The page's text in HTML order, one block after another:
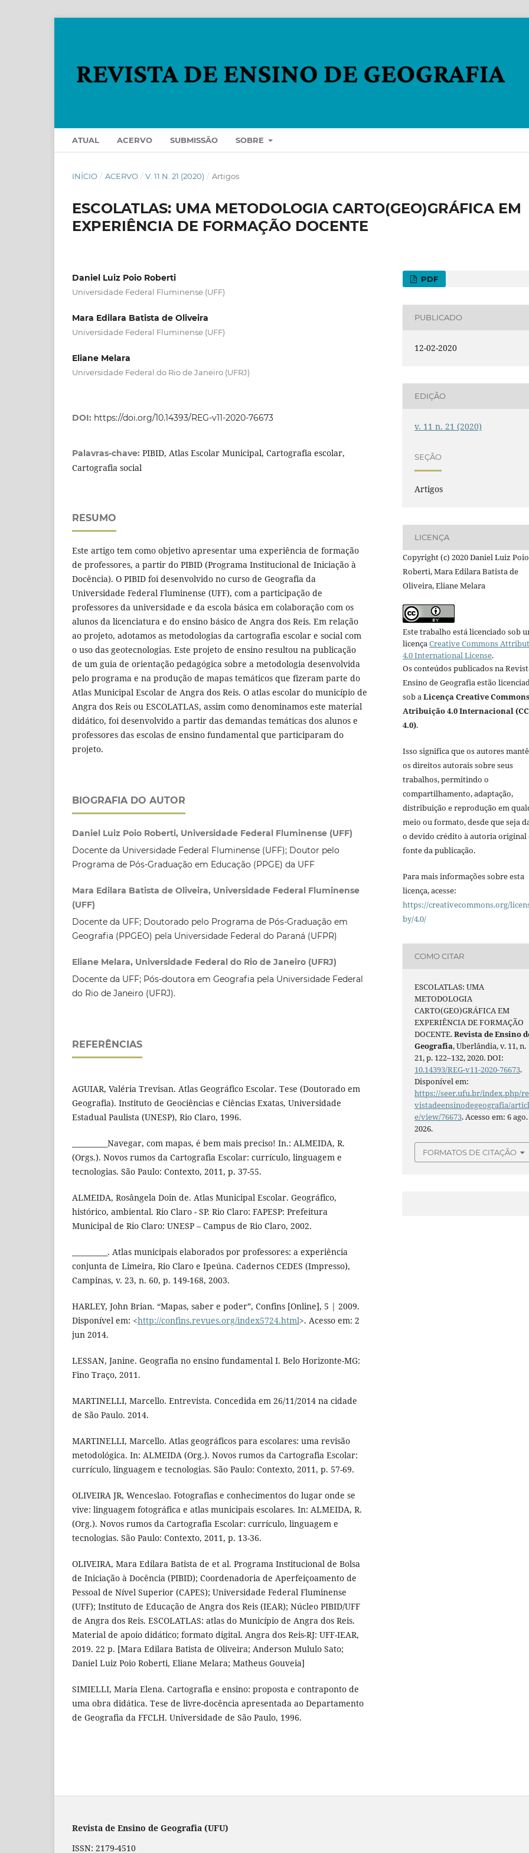
ATUAL ACERVO SUBMISSÃO SOBRE
INÍCIO / ACERVO / V. 11 N. 21 (2020) / Artigos
ESCOLATLAS: UMA METODOLOGIA CARTO(GEO)GRÁFICA EM
EXPERIÊNCIA DE FORMAÇÃO DOCENTE
Daniel Luiz Poio Roberti
Universidade Federal Fluminense (UFF)
Mara Edilara Batista de Oliveira
Universidade Federal Fluminense (UFF)
Eliane Melara
Universidade Federal do Rio de Janeiro (UFRJ)
DOI: https://doi.org/10.14393/REG-v11-2020-76673
Palavras-chave: PIBID, Atlas Escolar Municipal, Cartografia escolar,
Cartografia social
RESUMO
Este artigo tem como objetivo apresentar uma experiência de formação
de professores, a partir do PIBID (Programa Institucional de Iniciação à
Docência). O PIBID foi desenvolvido no curso de Geografia da
Universidade Federal Fluminense (UFF), com a participação de
professores da universidade e da escola básica em colaboração com os
alunos da licenciatura e do ensino básico de Angra dos Reis. Em relação
ao projeto, adotamos as metodologias da cartografia escolar e social com
o uso das geotecnologias. Este projeto de ensino resultou na publicação
de um guia de orientação pedagógica sobre a metodologia desenvolvida
pelo programa e na produção de mapas temáticos que fizeram parte do
Atlas Municipal Escolar de Angra dos Reis. O atlas escolar do município de
Angra dos Reis ou ESCOLATLAS, assim como denominamos este material
didático, foi desenvolvido a partir das demandas temáticas dos alunos e
professores das escolas de ensino fundamental que participaram do
projeto.
BIOGRAFIA DO AUTOR
Daniel Luiz Poio Roberti, Universidade Federal Fluminense (UFF)
Docente da Universidade Federal Fluminense (UFF); Doutor pelo
Programa de Pós-Graduação em Educação (PPGE) da UFF
Mara Edilara Batista de Oliveira, Universidade Federal Fluminense
(UFF)
Docente da UFF; Doutorado pelo Programa de Pós-Graduação em
Geografia (PPGEO) pela Universidade Federal do Paraná (UFPR)
Eliane Melara, Universidade Federal do Rio de Janeiro (UFRJ)
Docente da UFF; Pós-doutora em Geografia pela Universidade Federal
do Rio de Janeiro (UFRJ).
REFERÊNCIAS
AGUIAR, Valéria Trevisan. Atlas Geográfico Escolar. Tese (Doutorado em
Geografia). Instituto de Geociências e Ciências Exatas, Universidade
Estadual Paulista (UNESP), Rio Claro, 1996.
__________Navegar, com mapas, é bem mais preciso! In.: ALMEIDA, R.
(Orgs.). Novos rumos da Cartografia Escolar: currículo, linguagem e
tecnologias. São Paulo: Contexto, 2011, p. 37-55.
ALMEIDA, Rosângela Doin de. Atlas Municipal Escolar. Geográfico,
histórico, ambiental. Rio Claro - SP. Rio Claro: FAPESP: Prefeitura
Municipal de Rio Claro: UNESP – Campus de Rio Claro, 2002.
__________. Atlas municipais elaborados por professores: a experiência
conjunta de Limeira, Rio Claro e Ipeúna. Cadernos CEDES (Impresso),
Campinas, v. 23, n. 60, p. 149-168, 2003.
HARLEY, John Brian. “Mapas, saber e poder”, Confins [Online], 5 | 2009.
Disponível em: <http://confins.revues.org/index5724.html>. Acesso em: 2
jun 2014.
LESSAN, Janine. Geografia no ensino fundamental I. Belo Horizonte-MG:
Fino Traço, 2011.
MARTINELLI, Marcello. Entrevista. Concedida em 26/11/2014 na cidade
de São Paulo. 2014.
MARTINELLI, Marcello. Atlas geográficos para escolares: uma revisão
metodológica. In: ALMEIDA (Org.). Novos rumos da Cartografia Escolar:
currículo, linguagem e tecnologias. São Paulo: Contexto, 2011, p. 57-69.
OLIVEIRA JR, Wenceslao. Fotografias e conhecimentos do lugar onde se
vive: linguagem fotográfica e atlas municipais escolares. In: ALMEIDA, R.
(Org.). Novos rumos da Cartografia Escolar: currículo, linguagem e
tecnologias. São Paulo: Contexto, 2011, p. 13-36.
OLIVEIRA, Mara Edilara Batista de et al. Programa Institucional de Bolsa
de Iniciação à Docência (PIBID); Coordenadoria de Aperfeiçoamento de
Pessoal de Nível Superior (CAPES); Universidade Federal Fluminense
(UFF); Instituto de Educação de Angra dos Reis (IEAR); Núcleo PIBID/UFF
de Angra dos Reis. ESCOLATLAS: atlas do Município de Angra dos Reis.
Material de apoio didático; formato digital. Angra dos Reis-RJ: UFF-IEAR,
2019. 22 p. [Mara Edilara Batista de Oliveira; Anderson Mululo Sato;
Daniel Luiz Poio Roberti, Eliane Melara; Matheus Gouveia]
SIMIELLI, Maria Elena. Cartografia e ensino: proposta e contraponto de
uma obra didática. Tese de livre-docência apresentada ao Departamento
de Geografia da FFCLH. Universidade de São Paulo, 1996.
PDF
PUBLICADO
12-02-2020
EDIÇÃO
v. 11 n. 21 (2020)
SEÇÃO
Artigos
LICENÇA
Copyright (c) 2020 Daniel Luiz Poio
Roberti, Mara Edilara Batista de
Oliveira, Eliane Melara
Este trabalho está licenciado sob
licençaCreative Commons
4.0 International License.
Os conteúdos publicados na
Ensino de Geografia estão
sob aLicença Creative Commons
Atribuição 4.0 Internacional (CC
4.0).
Isso significa que os autores
os direitos autorais sobre seus
trabalhos, permitindo o
compartilhamento, adaptação,
distribuição e reprodução em
meio ou formato, desde que seja
o devido crédito à autoria original
fonte da publicação.
Para mais informações sobre esta
licença, acesse:
https://creativecommons.org/
by/4.0/
COMO CITAR
ESCOLATLAS: UMA
METODOLOGIA
CARTO(GEO)GRÁFICA EM
EXPERIÊNCIA DE FORMAÇÃO
DOCENTE.Revista de Ensino
Geografia, Uberlândia, v. 11, n.
21, p. 122–132, 2020. DOI:
10.14393/REG-v11-2020-76673.
Disponível em:
https://seer.ufu.br/index.php/re
vistadeensinodegeografia/
e/view/76673. Acesso em: 6 ago.
2026.
FORMATOS DE CITAÇÃO
Revista de Ensino de Geografia (UFU)
ISSN: 2179-4510